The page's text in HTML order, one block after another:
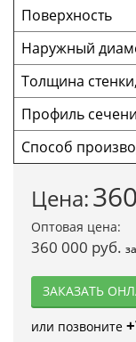
Поверхность
Наружный
Толщина
Профиль
Способ
Цена:360
Оптовая цена:
360 000 руб.
ЗАКАЗАТЬ
или позвоните